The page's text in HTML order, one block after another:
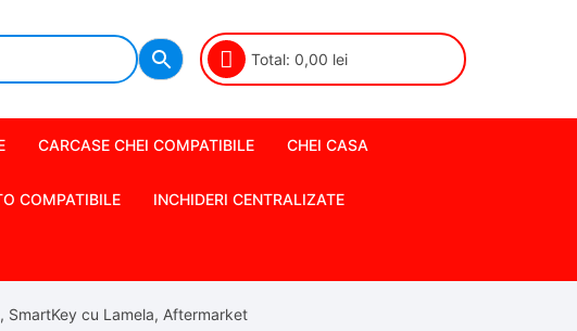
Total: 0,00 lei
CARCASE CHEI COMPATIBILE CHEI CASA
COMPATIBILE INCHIDERI CENTRALIZATE
SmartKey cu Lamela, Aftermarket